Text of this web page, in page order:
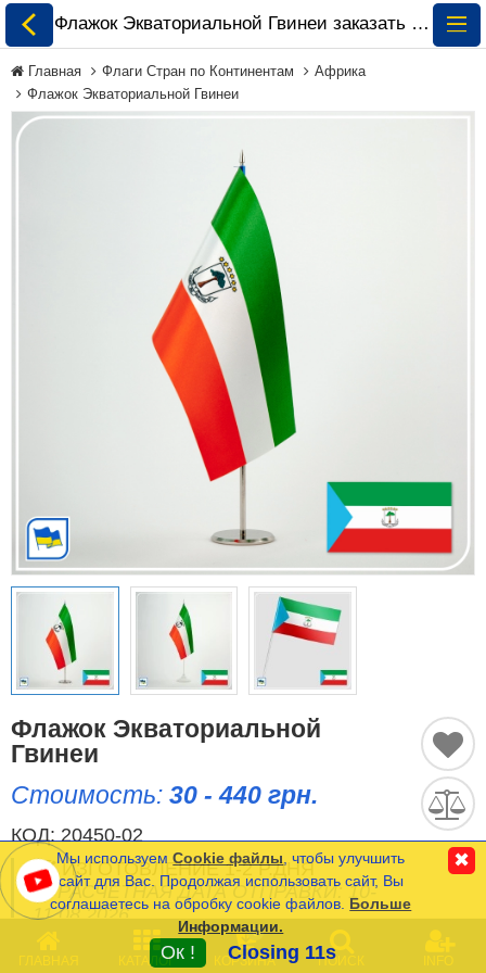
Флаги Мира по
Флаги на Заказ
Флаги Международных
Этнические Флаги
Флаги США (штатов)
Другие флаги
Сравнить
Список
Частые Вопросы (FAQ)
Оплата и Доставка
ГЛАВНАЯ КАТАЛОГ
0
КОРЗИНА ПОИСК INFO
Флажок Экваториальной Гвинеи заказать и купить 🏁 ePrapor.com.ua
Главная Флаги Стран по Континентам
Африка
Флажок Экваториальной Гвинеи
Флажок Экваториальной
Гвинеи
Стоимость: 30 - 440 грн.
КОД: 20450-02
ИЗГОТОВЛЕНИЕ 1-2 Р.ДНЯ
РАСЧЕТНАЯ ДАТА ОТПРАВКИ: 10-
11.08.2026
Мы используемCookie файлы , чтобы улучшить
сайт для Вас. Продолжая использовать сайт, Вы
соглашаетесь на обробку cookie файлов. Больше
Информации.
Ок ! Closing 11s
✖